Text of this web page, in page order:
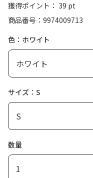
獲得ポイント： 39 pt
商品番号
9974009713
色：ホワイト
サイズ：S
数量
1